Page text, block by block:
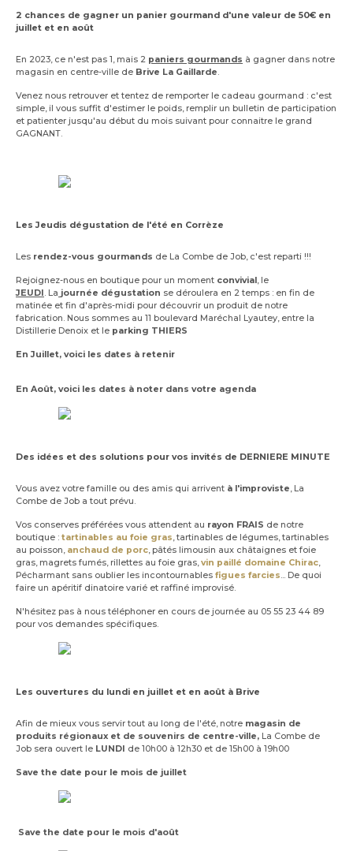
2 chances de gagner un panier gourmand d'une valeur de 50€ en
juillet et en août
En 2023, ce n'est pas 1, mais 2 paniers gourmands à gagner dans notre
magasin en centre-ville de Brive La Gaillarde.
Venez nous retrouver et tentez de remporter le cadeau gourmand : c'est
simple, il vous suffit d'estimer le poids, remplir un bulletin de participation
et patienter jusqu'au début du mois suivant pour connaitre le grand
GAGNANT.
Les Jeudis dégustation de l'été en Corrèze
Les rendez-vous gourmands de La Combe de Job, c'est reparti !!!
Rejoignez-nous en boutique pour un moment convivial, le
JEUDI. La journée dégustation se déroulera en 2 temps : en fin de
matinée et fin d'après-midi pour découvrir un produit de notre
fabrication. Nous sommes au 11 boulevard Maréchal Lyautey, entre la
Distillerie Denoix et le parking THIERS
En Juillet, voici les dates à retenir
En Août, voici les dates à noter dans votre agenda
Des idées et des solutions pour vos invités de DERNIERE MINUTE
Vous avez votre famille ou des amis qui arrivent à l'improviste, La
Combe de Job a tout prévu.
Vos conserves préférées vous attendent au rayon FRAIS de notre
boutique : tartinables au foie gras, tartinables de légumes, tartinables
au poisson, anchaud de porc, pâtés limousin aux châtaignes et foie
gras, magrets fumés, rillettes au foie gras,vin paillé domaine Chirac,
Pécharmant sans oublier les incontournables figues farcies... De quoi
faire un apéritif dinatoire varié et raffiné improvisé.
N'hésitez pas à nous téléphoner en cours de journée au 05 55 23 44 89
pour vos demandes spécifiques.
Les ouvertures du lundi en juillet et en août à Brive
Afin de mieux vous servir tout au long de l'été, notre magasin de
produits régionaux et de souvenirs de centre-ville, La Combe de
Job sera ouvert le LUNDI de 10h00 à 12h30 et de 15h00 à 19h00
Save the date pour le mois de juillet
Save the date pour le mois d'août